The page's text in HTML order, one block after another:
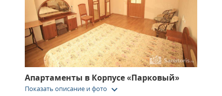
Апартаменты в Корпусе «Парковый»
Показать описание и фото keyboard_arrow_down